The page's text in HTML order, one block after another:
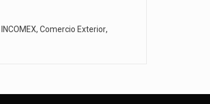
El Tribunal Federal de Justicia Administrativa
, Comercio Exterior,